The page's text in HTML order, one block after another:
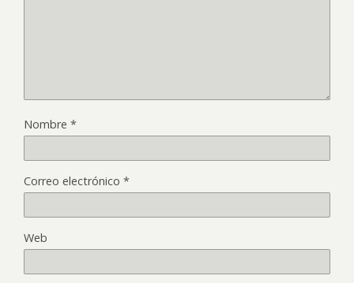
Nombre *
Correo electrónico *
Web